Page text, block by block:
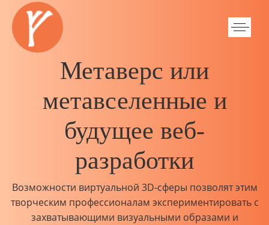
Метаверс или
метавселенные и
будущее веб-
разработки
Возможности виртуальной 3D-сферы позволят этим
творческим профессионалам экспериментировать с
захватывающими визуальными образами и